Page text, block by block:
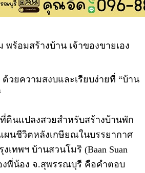
ร้อมสร้างบ้าน เจ้าของขายเอง
วยความสงบและเรียบง่ายที่ “บ้าน
ดินแปลงสวยสำหรับสร้างบ้านพัก
ผนชีวิตหลังเกษียณในบรรยากาศ
งเทพฯ บ้านสวนโมริ (Baan Suan
งพี่น้อง จ.สุพรรณบุรี คือคำตอบ